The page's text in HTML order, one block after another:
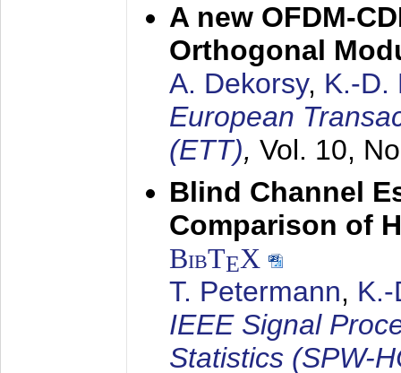
A new OFDM-
Orthogonal
A. Dekorsy, K.-D.
European
(ETT), Vol. 10,
Blind Channel
Comparison of
BibTEX
T. Petermann,
IEEE Signal
Statistics (SPW-